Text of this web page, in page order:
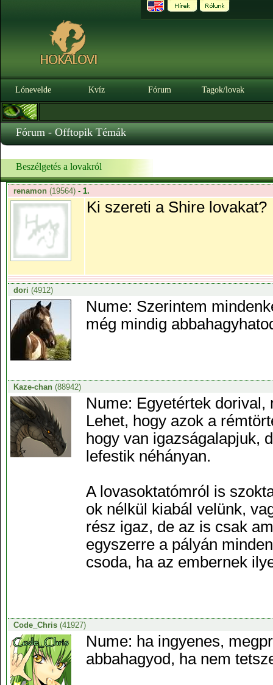
Lónevelde Kvíz Fórum Tagok/lovak
Fórum - Offtopik Témák
Beszélgetés a lovakról
renamon(19564) - 1.
Ki szereti a Shire lovakat?
dori (4912)
Nume: Szerintem
még mindig
Kaze-chan(88942)
Nume: Egyetértek
Lehet, hogy azok a
hogy van igazságalapjuk,
lefestik néhányan.
A lovasoktatómról is
ok nélkül kiabál velünk,
rész igaz, de az is csak
egyszerre a pályán
csoda, ha az embernek
Code_Chris(41927)
Nume: ha ingyenes,
abbahagyod, ha nem